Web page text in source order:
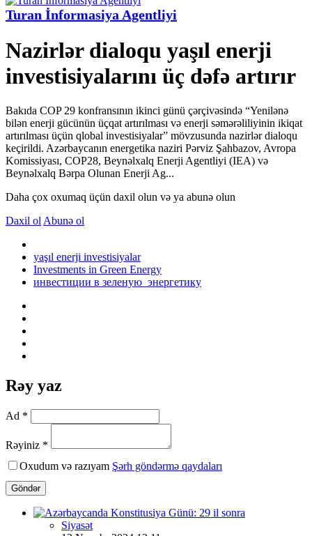
Turan İnformasiya Agentliyi
Nazirlər dialoqu yaşıl enerji
investisiyalarını üç dəfə artırır
Bakıda COP 29 konfransının ikinci günü çərçivəsində “Yenilənə
bilən enerji gücünün üçqat artırılması və enerji səmərəliliyinin ikiqat
artırılması üçün qlobal investisiyalar” mövzusunda nazirlər dialoqu
keçirildi. Azərbaycanın energetika naziri Pərviz Şahbazov, Avropa
Komissiyası, COP28, Beynəlxalq Enerji Agentliyi (IEA) və
Beynəlxalq Bərpa Olunan Enerji Ag...
Daha çox oxumaq üçün daxil olun və ya abunə olun
Daxil ol Abunə ol
yaşıl enerji investisiyalar
Investments in Green Energy
инвестиции в зеленую энергетику
Rəy yaz
Ad *
Rəyiniz *
Oxudum və razıyam Şərh göndərmə qaydaları
Göndər
Siyasət